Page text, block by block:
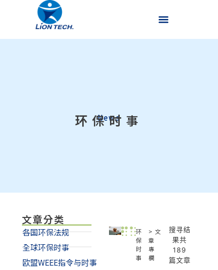
News
环保时事
文章分类
各国环保法规
全球环保时事
欧盟WEEE指令与时事
环
保
时
事
>文
章
專
欄
搜寻结
果共
189
篇文章